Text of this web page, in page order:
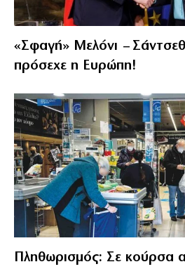
«Σφαγή» Μελόνι –
πρόσεχε η Ευρώπη!
Πληθωρισμός: Σε κούρσα